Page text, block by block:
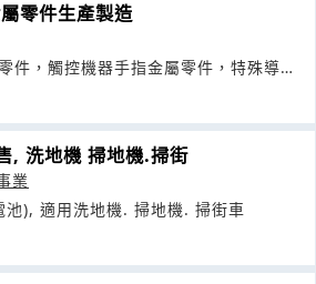
零件生產製造
件，觸控機器手指金屬零件，特殊導電
, 洗地機 掃地機.掃街
業
池), 適用洗地機. 掃地機. 掃街車